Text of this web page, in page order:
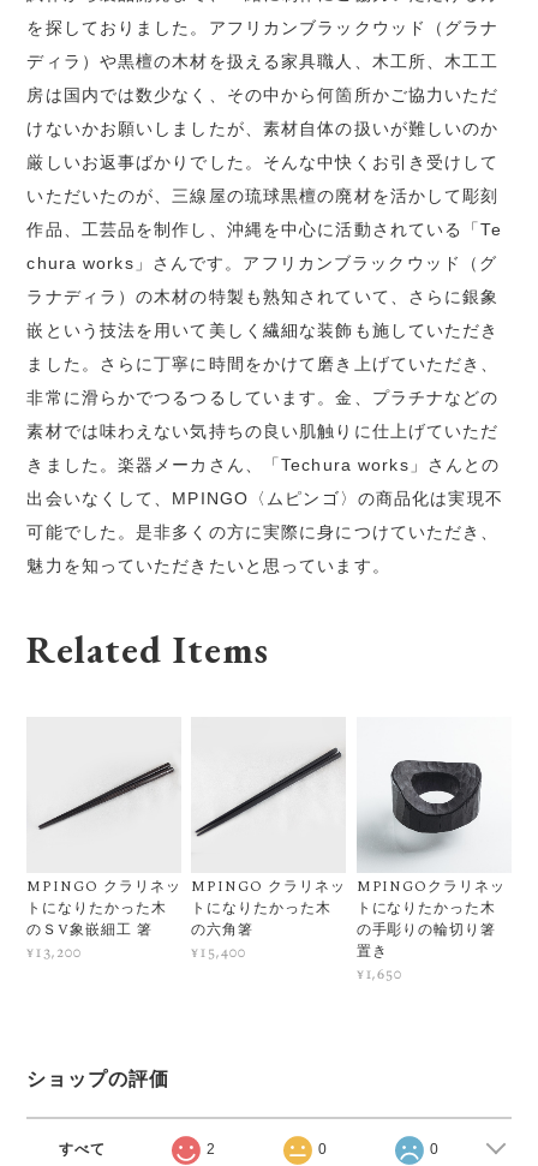
を探しておりました。アフリカンブラックウッド（グラナ
ディラ）や黒檀の木材を扱える家具職人、木工所、木工工
房は国内では数少なく、その中から何箇所かご協力いただ
けないかお願いしましたが、素材自体の扱いが難しいのか
厳しいお返事ばかりでした。そんな中快くお引き受けして
いただいたのが、三線屋の琉球黒檀の廃材を活かして彫刻
作品、工芸品を制作し、沖縄を中心に活動されている「Te
chura works」さんです。アフリカンブラックウッド（グ
ラナディラ）の木材の特製も熟知されていて、さらに銀象
嵌という技法を用いて美しく繊細な装飾も施していただき
ました。さらに丁寧に時間をかけて磨き上げていただき、
非常に滑らかでつるつるしています。金、プラチナなどの
素材では味わえない気持ちの良い肌触りに仕上げていただ
きました。楽器メーカさん、「Techura works」さんとの
出会いなくして、MPINGO〈ムピンゴ〉の商品化は実現不
可能でした。是非多くの方に実際に身につけていただき、
魅力を知っていただきたいと思っています。
Related Items
MPINGO クラリネッ
トになりたかった木
のＳV象嵌細工 箸
¥13,200
MPINGO クラリネッ
トになりたかった木
の六角箸
¥15,400
MPINGOクラリネッ
トになりたかった木
の手彫りの輪切り箸
置き
¥1,650
ショップの評価
すべて 2 0 0